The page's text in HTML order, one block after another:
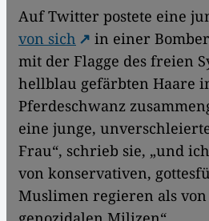
Auf Twitter postete eine
von sich
in einer
mit der Flagge des freien
hellblau gefärbten Haare
Pferdeschwanz
eine junge,
Frau“, schrieb sie, „und
von konservativen,
Muslimen regieren als von